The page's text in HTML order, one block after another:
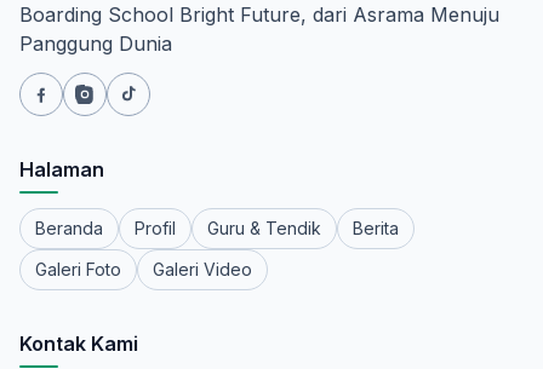
Boarding School Bright Future, dari Asrama Menuju
Panggung Dunia
Halaman
Beranda Profil Guru & Tendik
Berita
Galeri Foto
Galeri Video
Kontak Kami